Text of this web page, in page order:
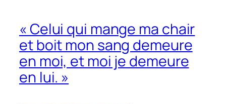
« Celui qui mange ma chair
et boit mon sang demeure
en moi, et moi je demeure
en lui. »